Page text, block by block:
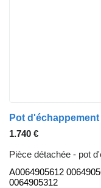
1.740 €
Pièce détachée - pot
A0064905612
0064905312